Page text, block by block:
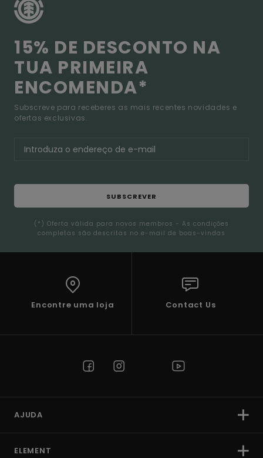
15% DE DESCONTO NA
TUA PRIMEIRA
ENCOMENDA*
Subscreve para receberes as mais recentes novidades e
ofertas exclusivas.
SUBSCREVER
(*) Oferta válida para novos membros - As condições
completas são descritas no e-mail de boas-vindas
Encontre uma loja Contact Us
AJUDA
ELEMENT